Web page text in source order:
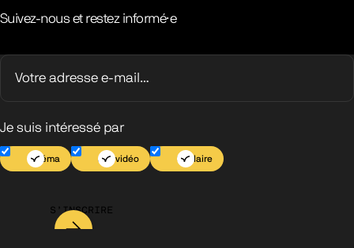
Suivez-nous et restez informé·e
Je suis intéressé par
Cinéma Jeu vidéo Scolaire
S’INSCRIRE